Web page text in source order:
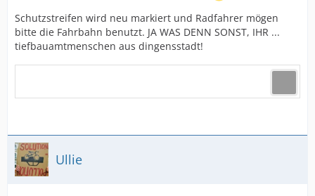
Schutzstreifen wird neu markiert und Radfahrer mögen
bitte die Fahrbahn benutzt. JA WAS DENN SONST, IHR ...
tiefbauamtmenschen aus dingensstadt!
Ullie